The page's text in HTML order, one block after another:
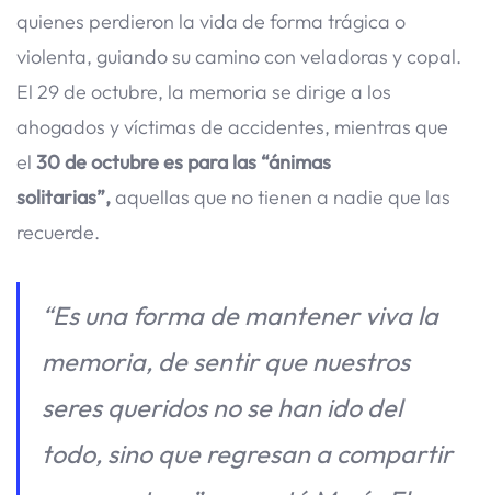
quienes perdieron la vida de forma trágica o
violenta, guiando su camino con veladoras y copal.
El 29 de octubre, la memoria se dirige a los
ahogados y víctimas de accidentes, mientras que
el 30 de octubre es para las “ánimas
solitarias”,aquellas que no tienen a nadie que las
recuerde.
“Es una forma de mantener viva la
memoria, de sentir que nuestros
seres queridos no se han ido del
todo, sino que regresan a compartir